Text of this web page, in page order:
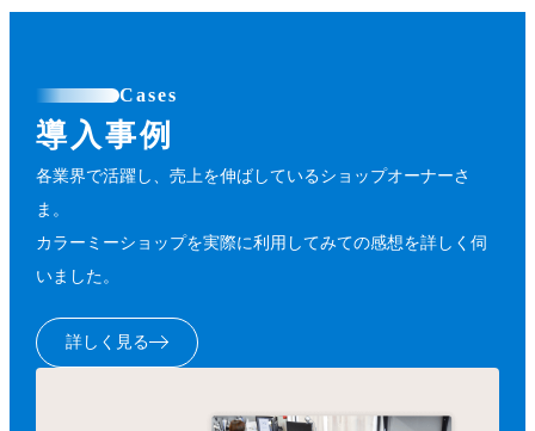
Cases
導入事例
各業界で活躍し、売上を伸ばしているショップオーナーさ
ま。
カラーミーショップを実際に利用してみての感想を詳しく伺
いました。
詳しく見る